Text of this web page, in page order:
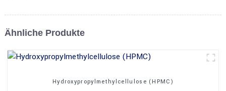
Ähnliche Produkte
Hydroxypropylmethylcellulose (HPMC)